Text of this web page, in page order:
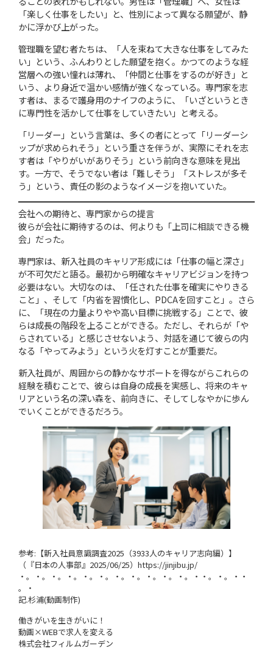
「楽しく仕事をしたい」と、性別によって異なる願望が、静
かに浮かび上がった。
管理職を望む者たちは、「人を束ねて大きな仕事をしてみた
い」という、ふんわりとした願望を抱く。かつてのような経
営層への強い憧れは薄れ、「仲間と仕事をするのが好き」と
いう、より身近で温かい感情が強くなっている。専門家を志
す者は、まるで護身用のナイフのように、「いざというとき
に専門性を活かして仕事をしていきたい」と考える。
「リーダー」という言葉は、多くの者にとって「リーダーシ
ップが求められそう」という重さを伴うが、実際にそれを志
す者は「やりがいがありそう」という前向きな意味を見出
す。一方で、そうでない者は「難しそう」「ストレスが多そ
う」という、責任の影のようなイメージを抱いていた。
会社への期待と、専門家からの提言
彼らが会社に期待するのは、何よりも「上司に相談できる機
会」だった。
専門家は、新入社員のキャリア形成には「仕事の幅と深さ」
が不可欠だと語る。最初から明確なキャリアビジョンを持つ
必要はない。大切なのは、「任された仕事を確実にやりきる
こと」、そして「内省を習慣化し、PDCAを回すこと」。さら
に、「現在の力量よりやや高い目標に挑戦する」ことで、彼
らは成長の階段を上ることができる。ただし、それらが「や
らされている」と感じさせないよう、対話を通じて彼らの内
なる「やってみよう」という火を灯すことが重要だ。
新入社員が、周囲からの静かなサポートを得ながらこれらの
経験を積むことで、彼らは自身の成長を実感し、将来のキャ
リアという名の深い森を、前向きに、そしてしなやかに歩ん
でいくことができるだろう。
参考:【新入社員意識調査2025（3933人のキャリア志向編）】
（『日本の人事部』2025/06/25）https://jinjibu.jp/
・。・。・。・。・。・。・。・。・。・。・。・・。・。・・
。・
記.杉浦(動画制作)
働きがいを生きがいに！
動画×WEBで求人を変える
株式会社フィルムガーデン